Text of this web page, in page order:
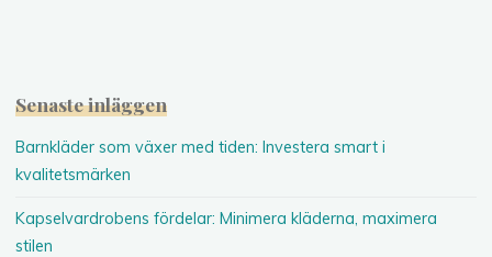
Senaste inläggen
Barnkläder som växer med tiden: Investera smart i
kvalitetsmärken
Kapselvardrobens fördelar: Minimera kläderna, maximera
stilen